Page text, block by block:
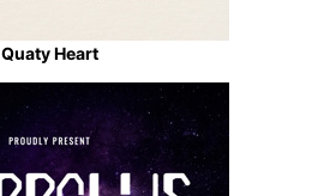
Quaty Heart